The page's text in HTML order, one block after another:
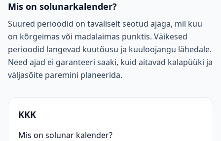
Mis on solunarkalender?
Suured perioodid on tavaliselt seotud ajaga, mil kuu
on kõrgeimas või madalaimas punktis. Väikesed
perioodid langevad kuutõusu ja kuuloojangu lähedale.
Need ajad ei garanteeri saaki, kuid aitavad kalapüüki ja
väljasõite paremini planeerida.
KKK
Mis on solunar kalender?